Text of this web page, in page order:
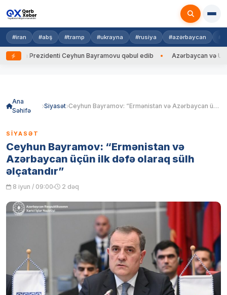
#iran #abş #tramp #ukrayna #rusiya #azərbaycan
Prezidenti Ceyhun Bayramovu qəbul edib Azərbaycan və
Ana
Səhifə
Siyasət Ceyhun Bayramov: “Ermənistan və Azərbaycan üçün ilk dəfə olaraq sülh əlçatandır”
SIYASƏT
Ceyhun Bayramov: “Ermənistan və
Azərbaycan üçün ilk dəfə olaraq sülh
əlçatandır”
8 iyun / 09:00 2 dəq